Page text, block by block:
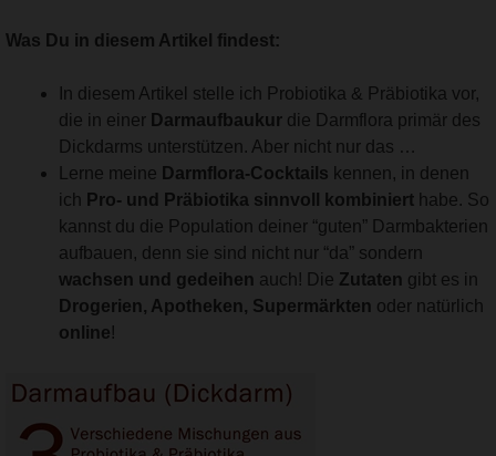
Was Du in diesem Artikel findest:
In diesem Artikel stelle ich Probiotika & Präbiotika vor,
die in einer Darmaufbaukur die Darmflora primär des
Dickdarms unterstützen. Aber nicht nur das …
Lerne meine Darmflora-Cocktails kennen, in denen
ich Pro- und Präbiotika sinnvoll kombiniert habe. So
kannst du die Population deiner “guten” Darmbakterien
aufbauen, denn sie sind nicht nur “da” sondern
wachsen und gedeihen auch! Die Zutaten gibt es in
Drogerien, Apotheken, Supermärkten oder natürlich
online!